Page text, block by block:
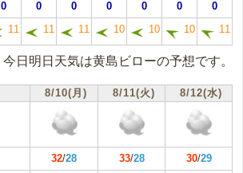
0 0 0 0 0 0 0
11 11 11 10 10 10 11
今日明日天気は黄島ビローの予想です。
8/10(月) 8/11(火) 8/12(水)
32/28 33/28 30/29